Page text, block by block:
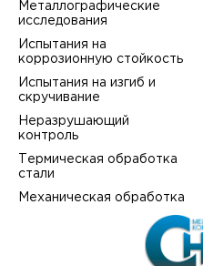
Металлографические
исследования
Испытания на
коррозионную стойкость
Испытания на изгиб и
скручивание
Неразрушающий
контроль
Термическая обработка
стали
Механическая обработка